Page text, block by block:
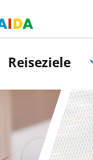
Reiseziele